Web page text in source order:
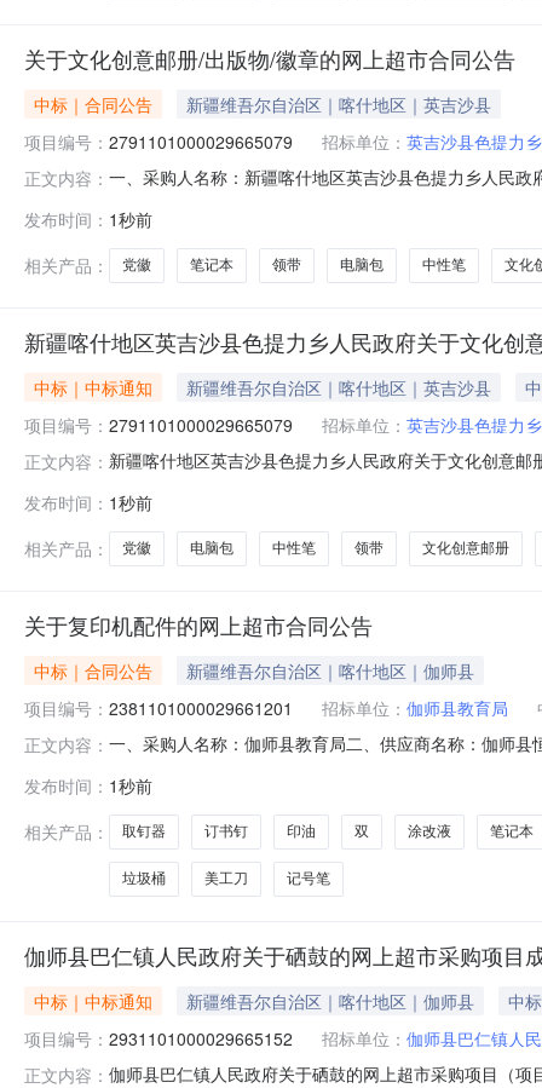
关于文化创意邮册/出版物/徽章的网上超市合同公告
中标｜合同公告
新疆维吾尔自治区｜喀什地区｜英吉沙县
项目编号： 2791101000029665079 招标单位： 英吉沙县色提力
正文内容： 一、采购人名称：新疆喀什地区英吉沙县色提力乡人民
A国徽个60.0021202党徽文化创意邮册/出版物/徽章A党
发布时间： 1秒前
相关产品：
党徽 笔记本 领带 电脑包 中性笔 文化
新疆喀什地区英吉沙县色提力乡人民政府关于文化
中标｜中标通知 新疆维吾尔自治区｜喀什地区｜英吉沙县
项目编号： 2791101000029665079 招标单位： 英吉沙县色提力
正文内容： 新疆喀什地区英吉沙县色提力乡人民政府关于文化创意
电话:0998-3632156采购计划文号:采购计划金额（元）:
发布时间： 1秒前
相关产品：
党徽 电脑包 中性笔 领带 文化创意邮册
关于复印机配件的网上超市合同公告
中标｜合同公告
新疆维吾尔自治区｜喀什地区｜伽师县
项目编号： 2381101000029661201 招标单位： 伽师县教育局
正文内容： 一、采购人名称：伽师县教育局二、供应商名称：伽师
M7615DNA.个50.006030002复印机配件硒鼓
发布时间： 1秒前
相关产品：
取钉器 订书钉 印油 双 涂改液 笔记本
垃圾桶 美工刀 记号笔
伽师县巴仁镇人民政府关于硒鼓的网上超市采购项目
中标｜中标通知 新疆维吾尔自治区｜喀什地区｜伽师县
中
项目编号： 2931101000029665152 招标单位： 伽师县巴仁镇人
正文内容： 伽师县巴仁镇人民政府关于硒鼓的网上超市采购项目（